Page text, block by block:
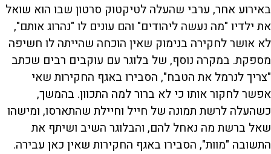
באירוע אחר, ערבי שהעלה לטיקטוק סרטון שבו הוא שואל
את ילדיו "מה נעשה ליהודים" והם עונים לו "נהרוג אותם",
לא אושר לחקירה בנימוק שאין הוכחה שהייתה לו חשיפה
מספקת. במקרה נוסף, של בלוגר עם עוקבים רבים שכתב
"צריך לנרמל את הטבח", הסבירו באגף החקירות שאי
אפשר לחקור אותו כי לא ברור למה התכוון. בהמשך,
כשהעלה לרשת תמונה של חייל וחיילת שהתארסו, ומישהו
שאל ברשת מה נאחל להם, והבלוגר השיב ושיתף את
התשובה "מוות", הסבירו באגף החקירות שאין כאן עבירה.